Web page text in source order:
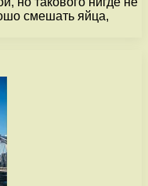
смешать яйца,